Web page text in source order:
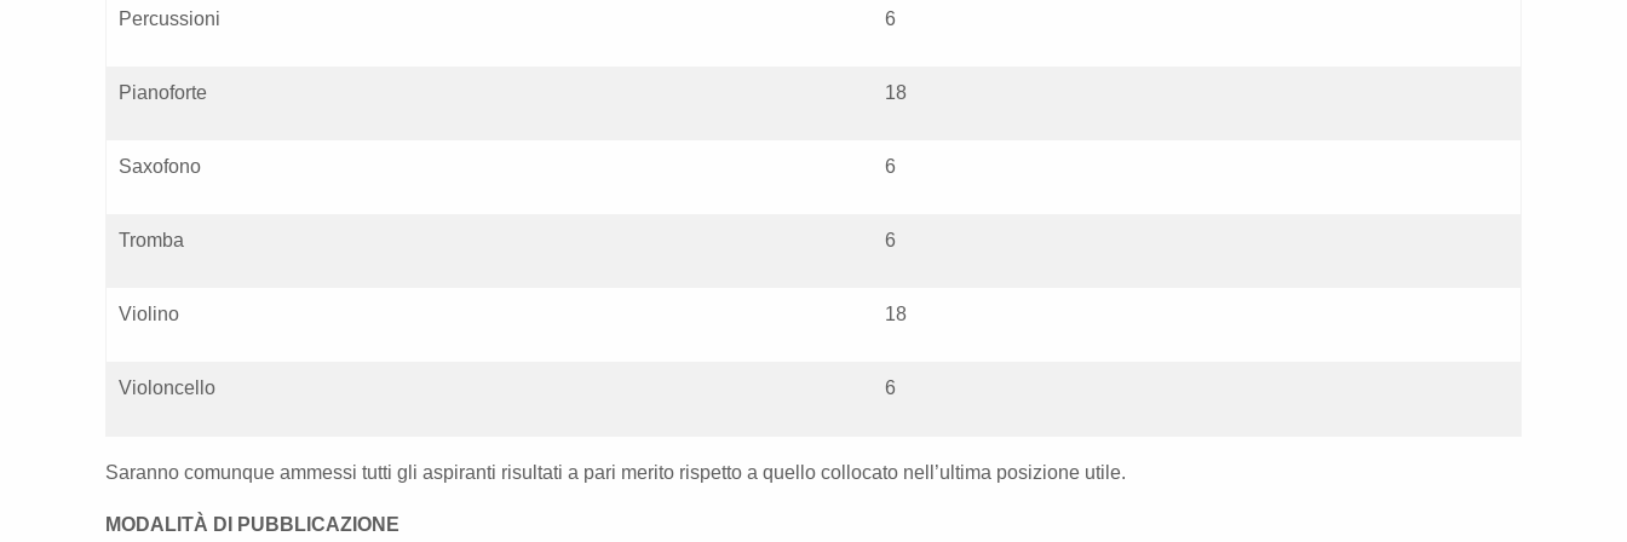
Percussioni 6
Pianoforte 18
Saxofono 6
Tromba 6
Violino 18
Violoncello 6
Saranno comunque ammessi tutti gli aspiranti risultati a pari merito rispetto a quello collocato nell’ultima posizione utile.
MODALITÀ DI PUBBLICAZIONE